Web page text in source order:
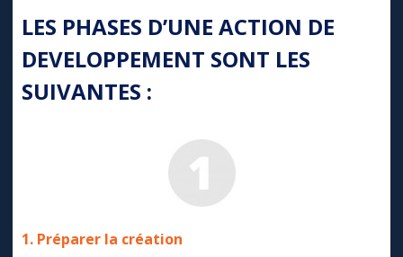
LES PHASES D’UNE ACTION DE
DEVELOPPEMENT SONT LES
SUIVANTES :
1. Préparer la création